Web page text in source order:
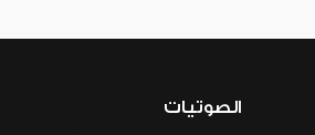
الصوتيات